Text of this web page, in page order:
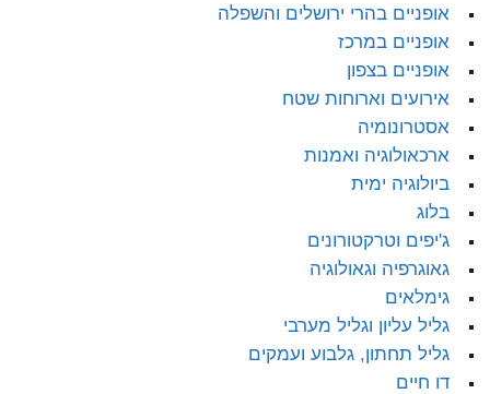
אופניים בהרי ירושלים והשפלה
אופניים במרכז
אופניים בצפון
אירועים וארוחות שטח
אסטרונומיה
ארכאולוגיה ואמנות
ביולוגיה ימית
בלוג
ג'יפים וטרקטורונים
גאוגרפיה וגאולוגיה
גימלאים
גליל עליון וגליל מערבי
גליל תחתון, גלבוע ועמקים
דו חיים